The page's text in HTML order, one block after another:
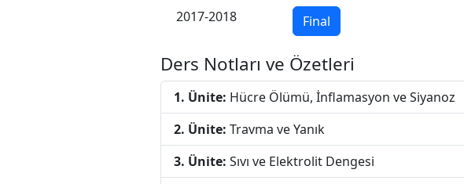
2017-2018 Final
Ders Notları ve Özetleri
1. Ünite: Hücre Ölümü, İnflamasyon ve Siyanoz
2. Ünite: Travma ve Yanık
3. Ünite: Sıvı ve Elektrolit Dengesi